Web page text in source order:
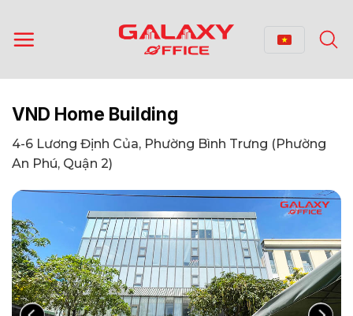
qua
nội
VND Home Building
4-6 Lương Định Của, Phường Bình Trưng (Phường
An Phú, Quận 2)